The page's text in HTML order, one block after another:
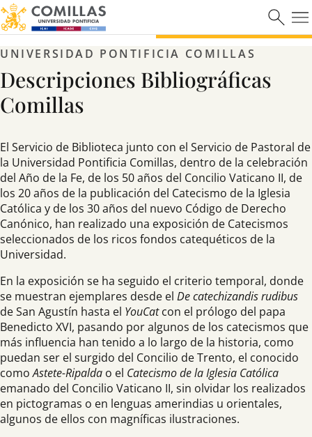
UNIVERSIDAD PONTIFICIA COMILLAS
Descripciones Bibliográficas
Comillas
El Servicio de Biblioteca junto con el Servicio de Pastoral de
la Universidad Pontificia Comillas, dentro de la celebración
del Año de la Fe, de los 50 años del Concilio Vaticano II, de
los 20 años de la publicación del Catecismo de la Iglesia
Católica y de los 30 años del nuevo Código de Derecho
Canónico, han realizado una exposición de Catecismos
seleccionados de los ricos fondos catequéticos de la
Universidad.
En la exposición se ha seguido el criterio temporal, donde
se muestran ejemplares desde el De catechizandis rudibus
de San Agustín hasta el YouCatcon el prólogo del papa
Benedicto XVI, pasando por algunos de los catecismos que
más influencia han tenido a lo largo de la historia, como
puedan ser el surgido del Concilio de Trento, el conocido
comoAstete-Ripalda o el Catecismo de la Iglesia Católica
emanado del Concilio Vaticano II, sin olvidar los realizados
en pictogramas o en lenguas amerindias u orientales,
algunos de ellos con magníficas ilustraciones.